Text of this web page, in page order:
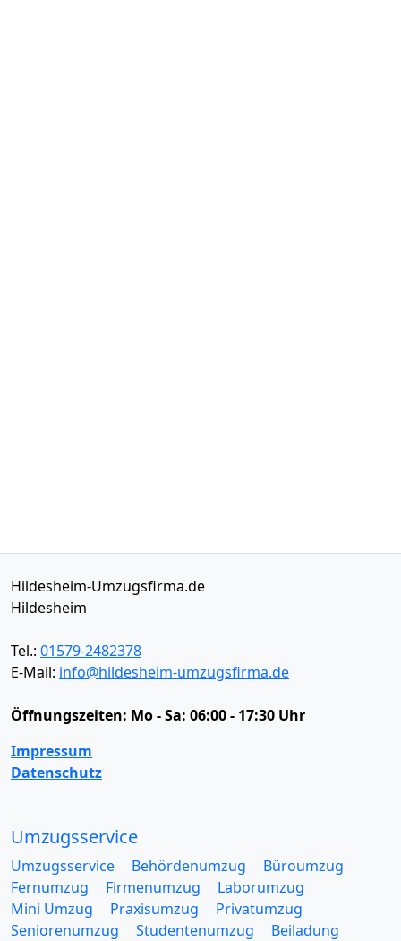
Hildesheim-Umzugsfirma.de
Hildesheim
Tel.: 01579-2482378
E-Mail: info@hildesheim-umzugsfirma.de
Öffnungszeiten: Mo - Sa: 06:00 - 17:30 Uhr
Impressum
Datenschutz
Umzugsservice
Umzugsservice Behördenumzug
Büroumzug
Fernumzug
Firmenumzug
Laborumzug
Mini Umzug
Praxisumzug
Privatumzug
Seniorenumzug
Studentenumzug
Beiladung